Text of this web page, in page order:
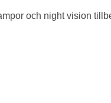
och night vision